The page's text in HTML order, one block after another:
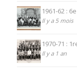
1961-62 :
Il y a 5 mois
1970-71 :
Il y a 1 an